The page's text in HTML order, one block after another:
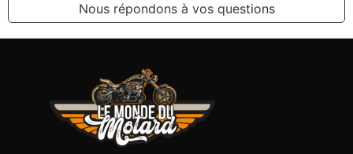
Nous répondons à vos questions